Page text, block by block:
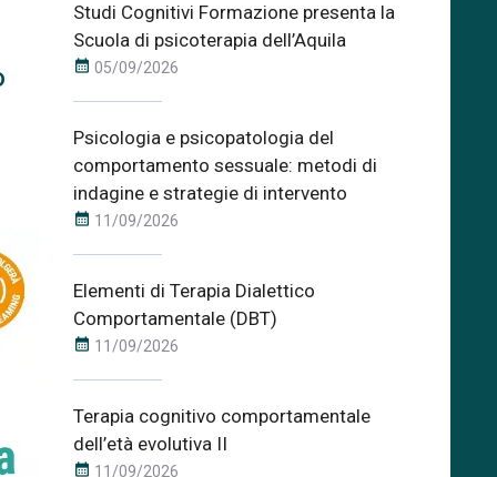
Studi Cognitivi Formazione presenta la
Scuola di psicoterapia dell’Aquila
calendar_month 05/09/2026
Psicologia e psicopatologia del
comportamento sessuale: metodi di
indagine e strategie di intervento
calendar_month 11/09/2026
Elementi di Terapia Dialettico
Comportamentale (DBT)
calendar_month 11/09/2026
Terapia cognitivo comportamentale
dell’età evolutiva II
calendar_month 11/09/2026